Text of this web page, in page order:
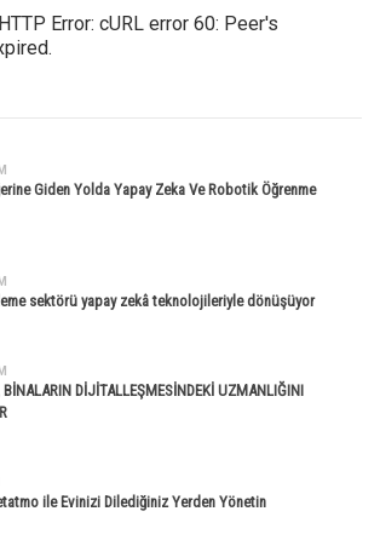
Error: cURL error 60: Peer's
Giden Yolda Yapay Zeka Ve Robotik Öğrenme
sektörü yapay zekâ teknolojileriyle dönüşüyor
BİNALARIN DİJİTALLEŞMESİNDEKİ UZMANLIĞINI
ile Evinizi Dilediğiniz Yerden Yönetin